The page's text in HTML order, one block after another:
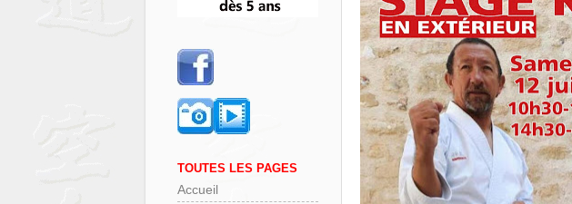
TOUTES LES PAGES
Accueil